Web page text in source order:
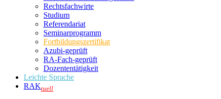
Rechtsfachwirte
Studium
Referendariat
Seminarprogramm
Fortbildungszertifikat
Azubi-geprüft
RA-Fach-geprüft
Dozententätigkeit
Leichte Sprache
RAKtuell